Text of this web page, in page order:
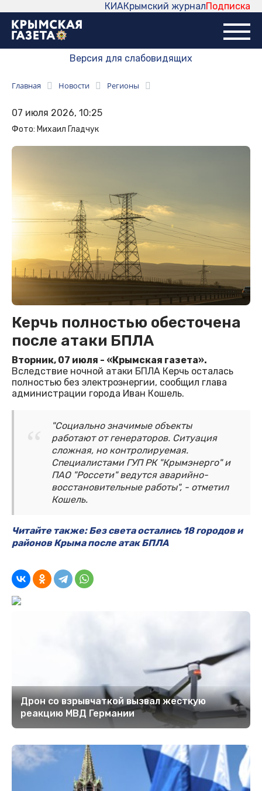
Подписка
Крымский журнал
КИА
Версия для слабовидящих
Главная Новости Регионы
07 июля 2026, 10:25
Фото: Михаил Гладчук
Керчь полностью обесточена
после атаки БПЛА
Вторник, 07 июля - «Крымская газета».
Вследствие ночной атаки БПЛА Керчь осталась
полностью без электроэнергии, сообщил глава
администрации города Иван Кошель.
"Социально значимые объекты
работают от генераторов. Ситуация
сложная, но контролируемая.
Специалистами ГУП РК "Крымэнерго" и
ПАО "Россети" ведутся аварийно-
восстановительные работы", - отметил
Кошель.
Читайте также: Без света остались 18 городов и
районов Крыма после атак БПЛА
Дрон со взрывчаткой вызвал жесткую
реакцию МВД Германии